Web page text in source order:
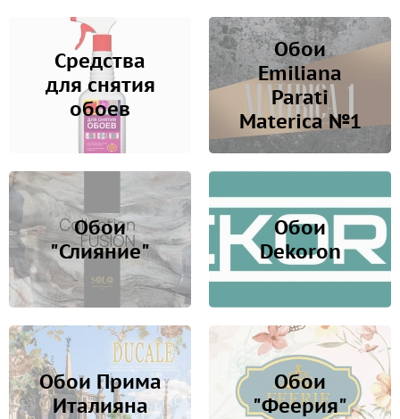
Средства
для снятия
обоев
Обои
Emiliana
Parati
Materica №1
Обои
"Слияние"
Обои
Dekoron
Обои Прима
Италияна
Обои
"Феерия"